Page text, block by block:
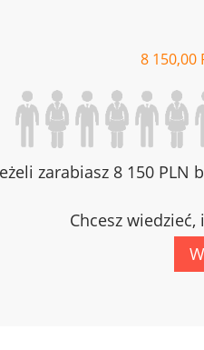
8 150,00
zarabiasz 8 150 PLN
Chcesz